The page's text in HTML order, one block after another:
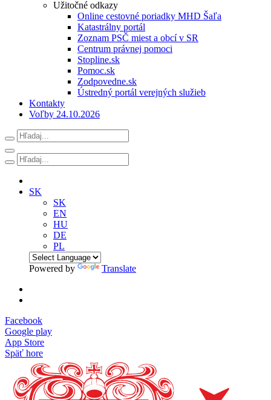
Užitočné odkazy
Online cestovné poriadky MHD Šaľa
Katastrálny portál
Zoznam PSČ miest a obcí v SR
Centrum právnej pomoci
Stopline.sk
Pomoc.sk
Zodpovedne.sk
Ústredný portál verejných služieb
Kontakty
Voľby 24.10.2026
SK
SK
EN
HU
DE
PL
Powered by Translate
Facebook
Google play
App Store
Späť hore